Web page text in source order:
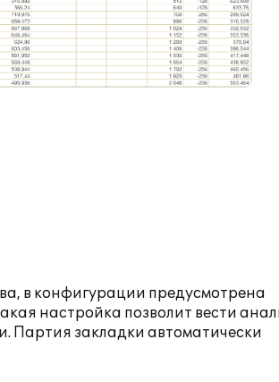
в конфигурации предусмотрена
настройка позволит вести
Партия закладки автоматически